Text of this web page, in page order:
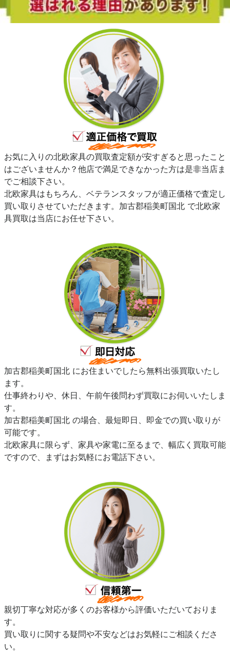
お気に入りの北欧家具の買取査定額が安すぎると思ったこと
はございませんか？他店で満足できなかった方は是非当店ま
でご相談下さい。
北欧家具はもちろん、ベテランスタッフが適正価格で査定し
買い取りさせていただきます。加古郡稲美町国北 で北欧家
具買取は当店にお任せ下さい。
加古郡稲美町国北 にお住まいでしたら無料出張買取いたし
ます。
仕事終わりや、休日、午前午後問わず買取にお伺いいたしま
す。
加古郡稲美町国北 の場合、最短即日、即金での買い取りが
可能です。
北欧家具に限らず、家具や家電に至るまで、幅広く買取可能
ですので、まずはお気軽にお電話下さい。
親切丁寧な対応が多くのお客様から評価いただいておりま
す。
買い取りに関する疑問や不安などはお気軽にご相談くださ
い。